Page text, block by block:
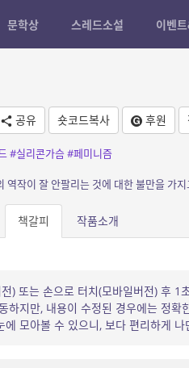
문학상 스레드소설 이벤
공유 숏코드복사 후원
#실리콘가슴#페미니즘
책갈피 작품소개
) 또는 손으로 터치(모바일버전) 후 1
하지만, 내용이 수정된 경우에는 정
모아볼 수 있으니, 보다 편리하게